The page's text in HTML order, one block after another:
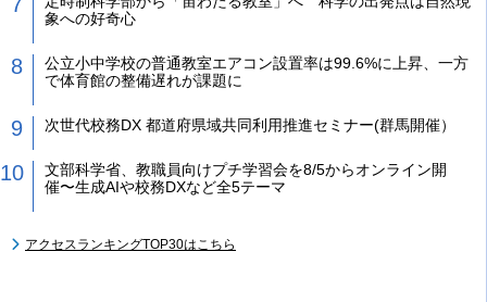
象への好奇心
公立小中学校の普通教室エアコン設置率は99.6%に上昇、一方
で体育館の整備遅れが課題に
次世代校務DX 都道府県域共同利用推進セミナー(群馬開催）
文部科学省、教職員向けプチ学習会を8/5からオンライン開
催〜生成AIや校務DXなど全5テーマ
アクセスランキングTOP30はこちら